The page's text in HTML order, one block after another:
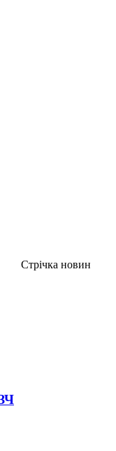
Стрічка новин